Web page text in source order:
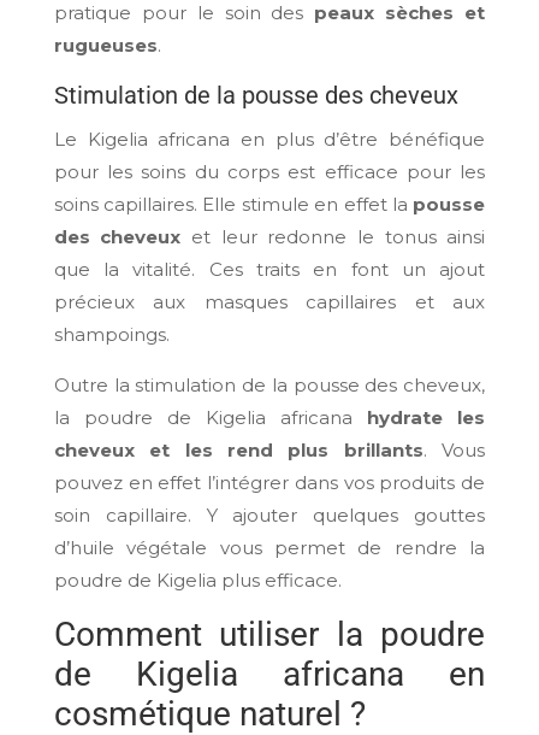
pratique pour le soin des peaux sèches et
rugueuses.
Stimulation de la pousse des cheveux
Le Kigelia africana en plus d’être bénéfique
pour les soins du corps est efficace pour les
soins capillaires. Elle stimule en effet la pousse
des cheveux et leur redonne le tonus ainsi
que la vitalité. Ces traits en font un ajout
précieux aux masques capillaires et aux
shampoings.
Outre la stimulation de la pousse des cheveux,
la poudre de Kigelia africana hydrate les
cheveux et les rend plus brillants. Vous
pouvez en effet l’intégrer dans vos produits de
soin capillaire. Y ajouter quelques gouttes
d’huile végétale vous permet de rendre la
poudre de Kigelia plus efficace.
Comment utiliser la poudre
de Kigelia africana en
cosmétique naturel ?